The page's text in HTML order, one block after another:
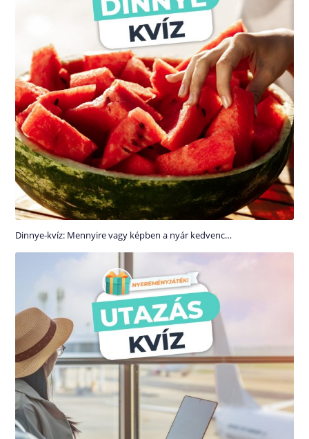
Dinnye-kvíz: Mennyire vagy képben a nyár kedvenc…